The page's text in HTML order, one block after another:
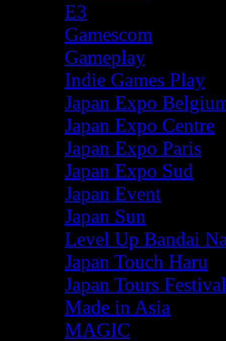
E3
Gamescom
Gameplay
Indie Games Play
Japan Expo
Japan Expo Centre
Japan Expo Paris
Japan Expo Sud
Japan Event
Japan Sun
Level Up Bandai
Japan Touch Haru
Japan Tours Festival
Made in Asia
MAGIC